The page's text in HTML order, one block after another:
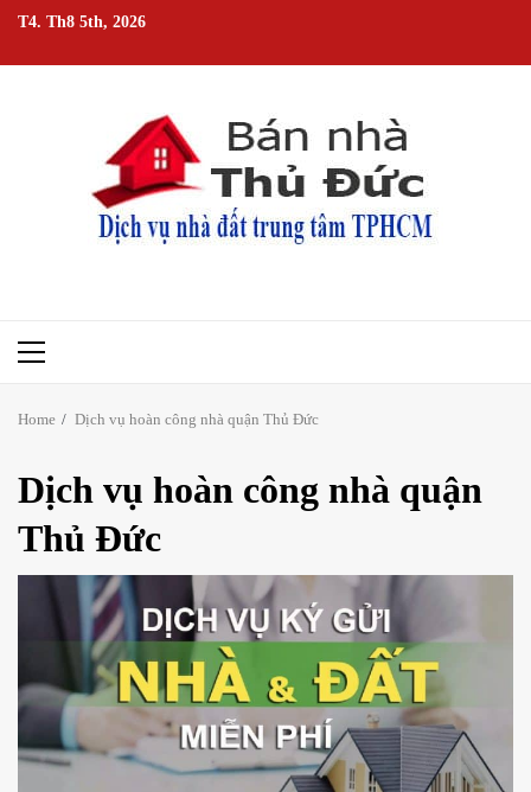
Skip
content
T4. Th8 5th, 2026
Primary
Home Dịch vụ hoàn công nhà quận Thủ Đức
Dịch vụ hoàn công nhà quận
Thủ Đức